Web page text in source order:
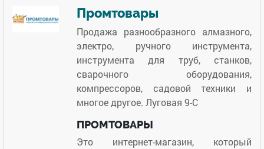
Промтовары
Продажа разнообразного алмазного,
электро, ручного инструмента,
инструмента для труб, станков,
сварочного оборудования,
компрессоров, садовой техники и
многое другое. Луговая 9-С
ПРОМТОВАРЫ
Это интернет-магазин, который